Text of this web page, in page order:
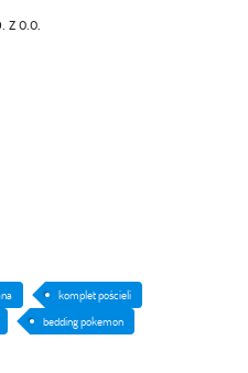
z o.o.
komplet pościeli
bedding pokemon